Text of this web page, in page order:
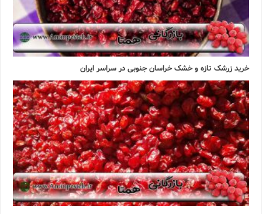
خرید زرشک تازه و خشک خراسان جنوبی در سراسر ایران